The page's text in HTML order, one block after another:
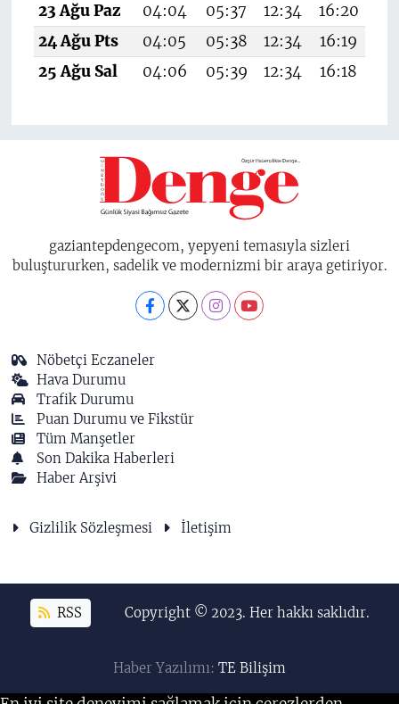
23 Ağu Paz
04:04 05:37 12:34 16:20
24 Ağu Pts
04:05 05:38 12:34 16:19
25 Ağu Sal
04:06 05:39 12:34 16:18
gaziantepdengecom, yepyeni temasıyla sizleri
buluştururken, sadelik ve modernizmi bir araya getiriyor.
Nöbetçi Eczaneler
Hava Durumu
Trafik Durumu
Puan Durumu ve Fikstür
Tüm Manşetler
Son Dakika Haberleri
Haber Arşivi
Gizlilik Sözleşmesi İletişim
RSS Copyright © 2023. Her hakkı saklıdır.
Haber Yazılımı: TE Bilişim